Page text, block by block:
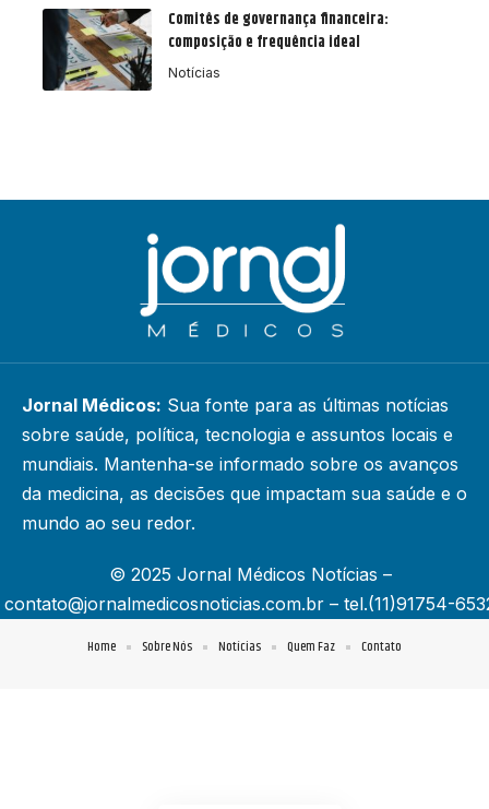
Comitês de governança financeira:
composição e frequência ideal
Notícias
Jornal Médicos: Sua fonte para as últimas notícias
sobre saúde, política, tecnologia e assuntos locais e
mundiais. Mantenha-se informado sobre os avanços
da medicina, as decisões que impactam sua saúde e o
mundo ao seu redor.
© 2025 Jornal Médicos Notícias –
contato@jornalmedicosnoticias.com.br – tel.(11)91754-
Home Sobre Nós Notícias Quem Faz Contato